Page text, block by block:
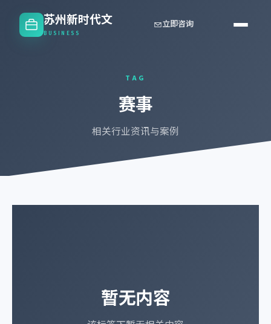
苏州新时代文
BUSINESS
立即咨询
TAG
赛事
相关行业资讯与案例
暂无内容